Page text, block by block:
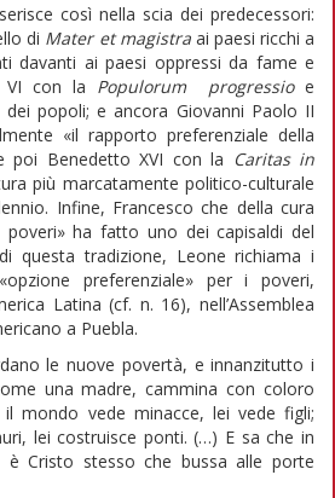
così nella scia dei predecessori:
di Mater et magistraai paesi ricchi a
davanti ai paesi oppressi da fame e
VI con la Populorum progressioe
dei popoli; e ancora Giovanni Paolo II
«il rapporto preferenziale della
poi Benedetto XVI con la Caritas in
più marcatamente politico-culturale
Infine, Francesco che della cura
ha fatto uno dei capisaldi del
questa tradizione, Leone richiama i
preferenziale» per i poveri,
Latina (cf. n. 16), nell’Assemblea
a Puebla.
le nuove povertà, e innanzitutto i
una madre, cammina con coloro
mondo vede minacce, lei vede figli;
lei costruisce ponti. (…) E sa che in
è Cristo stesso che bussa alle porte